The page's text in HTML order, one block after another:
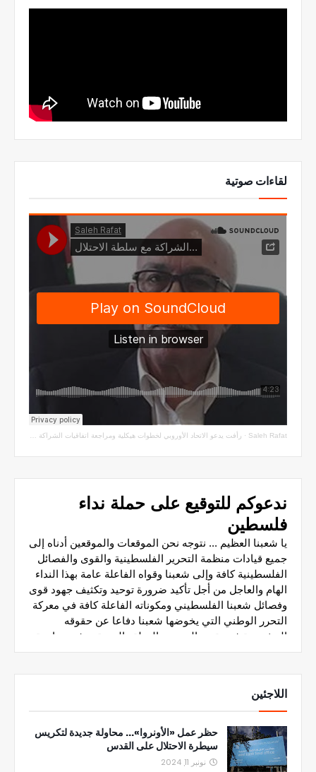
لقاءات صوتية
Saleh Rafat
· رأفت يدعو الاتحاد الأوروبي لخطوات هيكلية ومراجعة اتفاقيات الشراكة مع سلطة الاحتلال
اللاجئين
حظر عمل «الأونروا»... محاولة جديدة لتكريس
سيطرة الاحتلال على القدس
نونبر 11, 2024